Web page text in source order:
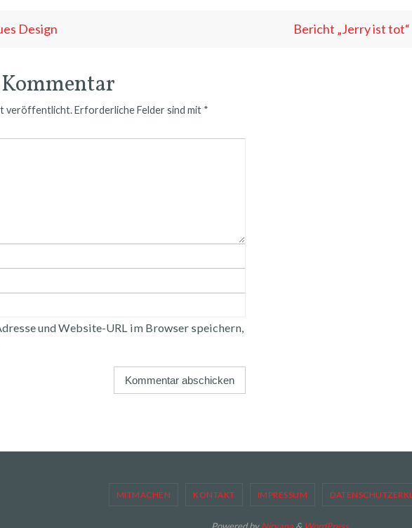
Design Bericht „Jerry ist tot“
veröffentlicht.Erforderliche Felder sind mit *
und Website-URL im Browser speichern,
MITMACHEN KONTAKT IMPRESSUM